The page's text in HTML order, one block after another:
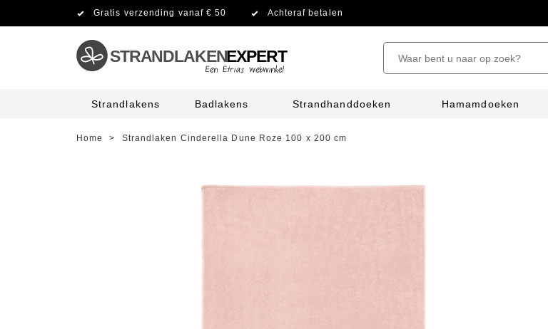
Gratis verzending vanaf € 50 Achteraf betalen
STRANDLAKENEXPERT
Strandlakens Badlakens Strandhanddoeken Hamamdoeken
Home > Strandlaken Cinderella Dune Roze 100 x 200 cm